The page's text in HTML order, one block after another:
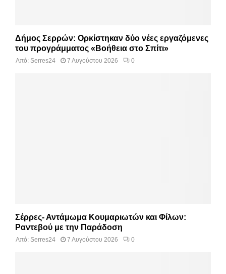
Δήμος Σερρών: Ορκίστηκαν δύο νέες εργαζόμενες
του προγράμματος «Βοήθεια στο Σπίτι»
Από: Serres24 7 Αυγούστου 2026 0
Σέρρες- Αντάμωμα Κουμαριωτών και Φίλων:
Ραντεβού με την Παράδοση
Από: Serres24 7 Αυγούστου 2026 0